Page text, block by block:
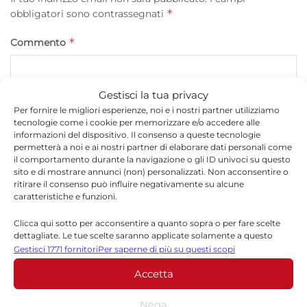
Gestisci la tua privacy
Per fornire le migliori esperienze, noi e i nostri partner utilizziamo
tecnologie come i cookie per memorizzare e/o accedere alle
informazioni del dispositivo. Il consenso a queste tecnologie
permetterà a noi e ai nostri partner di elaborare dati personali come
il comportamento durante la navigazione o gli ID univoci su questo
sito e di mostrare annunci (non) personalizzati. Non acconsentire o
ritirare il consenso può influire negativamente su alcune
caratteristiche e funzioni.
Clicca qui sotto per acconsentire a quanto sopra o per fare scelte
dettagliate. Le tue scelte saranno applicate solamente a questo
sito. È possibile modificare le impostazioni in qualsiasi momento,
compreso il ritiro del consenso, utilizzando i pulsanti della Cookie
Policy o cliccando sul pulsante di gestione del consenso nella parte
inferiore dello schermo.
Gestisci 1771 fornitoriPer saperne di più su questi scopi
Accetta
Nega
obbligatori sono contrassegnati *
Commento *